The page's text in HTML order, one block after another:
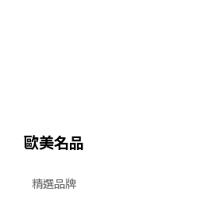
歐美名品
精選品牌